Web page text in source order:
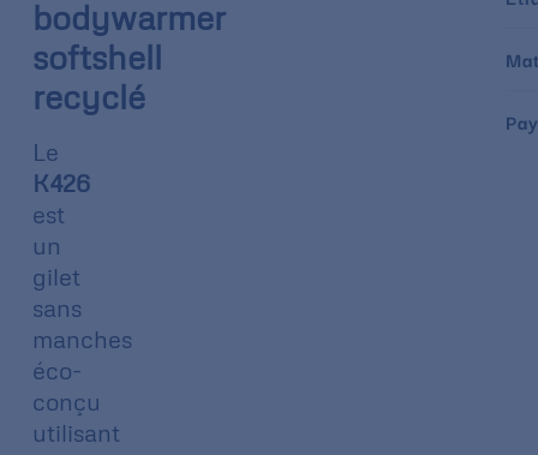
bodywarmer
softshell
recyclé
Le
K426
est
un
gilet
sans
manches
éco-
conçu
utilisant